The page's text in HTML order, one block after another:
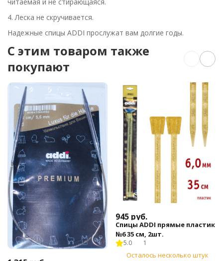
4. Леска не скручивается.
Надежные спицы ADDI прослужат вам долгие годы.
C этим товаром также
покупают
945 руб.
Спицы ADDI прямые пластик
№6 35 см, 2шт.
5.0 1
Осталось несколько штук